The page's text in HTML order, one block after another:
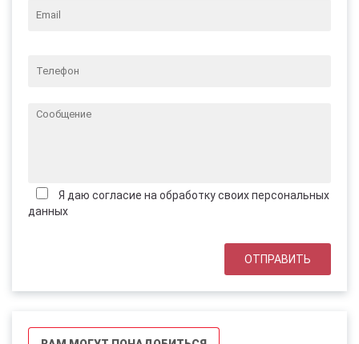
Я даю согласие на обработку своих персональных
данных